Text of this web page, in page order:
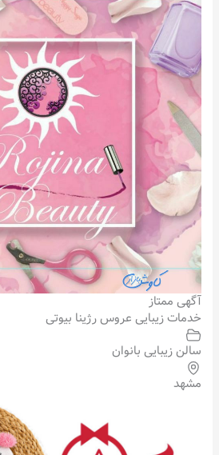
آگهی ممتاز
خدمات زیبایی عروس رژینا بیوتی
سالن زیبایی بانوان
مشهد